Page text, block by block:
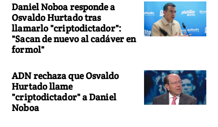
Daniel Noboa responde a
Osvaldo Hurtado tras
llamarlo "criptodictador":
"Sacan de nuevo al cadáver en
formol"
ADN rechaza que Osvaldo
Hurtado llame
"criptodictador" a Daniel
Noboa